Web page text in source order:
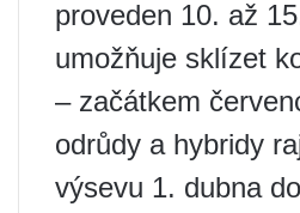
proveden 10. až
umožňuje sklízet
– začátkem
odrůdy a hybridy
výsevu 1. dubna